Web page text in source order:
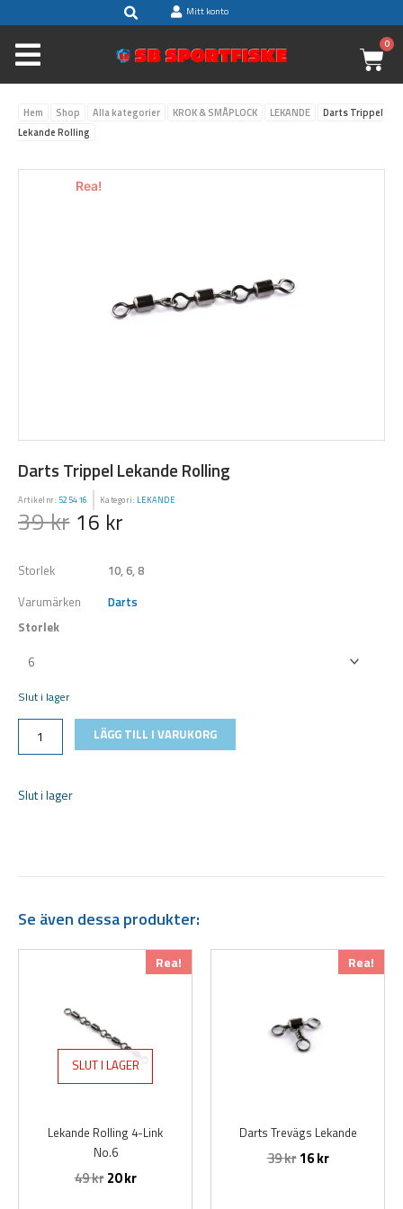
till
innehåll
SökMitt konto
0
Hem Shop Alla kategorier KROK & SMÅPLOCK LEKANDE
Darts Trippel
Lekande Rolling
Rea!
Darts Trippel Lekande Rolling
Artikelnr: 525416 Kategori: LEKANDE
39kr 16 kr
Storlek
10, 6, 8
Varumärken
Darts
Storlek
Slut i lager
Trippel
Rolling
mängd
LÄGG TILL I VARUKORG
Slut i lager
Se även dessa produkter:
Rea!
SLUT I LAGER
Lekande Rolling 4-Link
No.6
49kr
ursprungliga
49 kr.
20kr
Det
nuvarande
Rea!
Darts Trevägs Lekande
39kr16kr
har
flera
varianter.
kan
väljas